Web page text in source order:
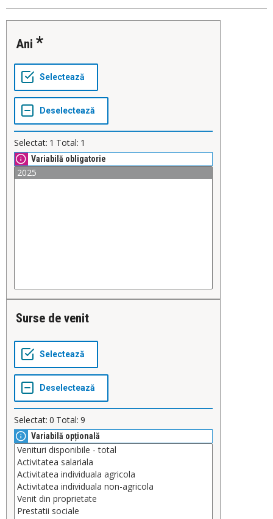
Ani
Selectat: 1 Total: 1
Variabilă obligatorie
Surse de venit
Selectat: 0 Total: 9
Variabilă opțională